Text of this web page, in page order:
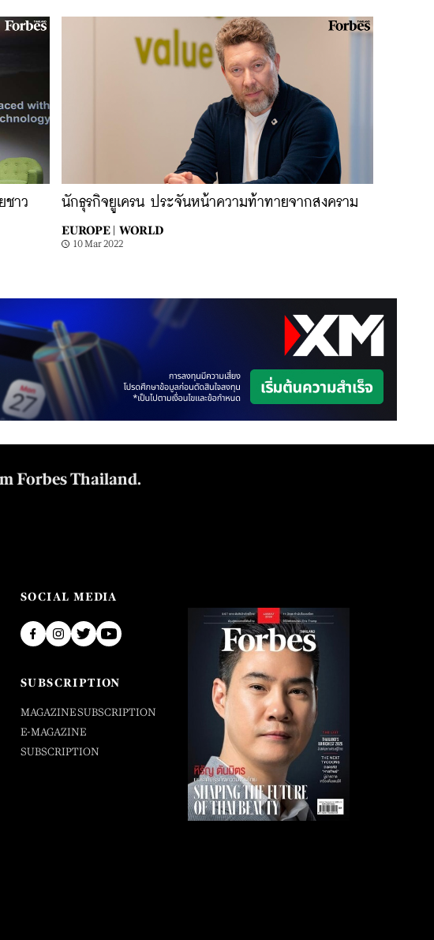
ชาว
นักธุรกิจยูเครน ประจันหน้าความท้าทายจากสงคราม
EUROPE | WORLD
10 Mar 2022
Forbes Thailand.
SOCIAL MEDIA
SUBSCRIPTION
MAGAZINE SUBSCRIPTION
E-MAGAZINE
SUBSCRIPTION